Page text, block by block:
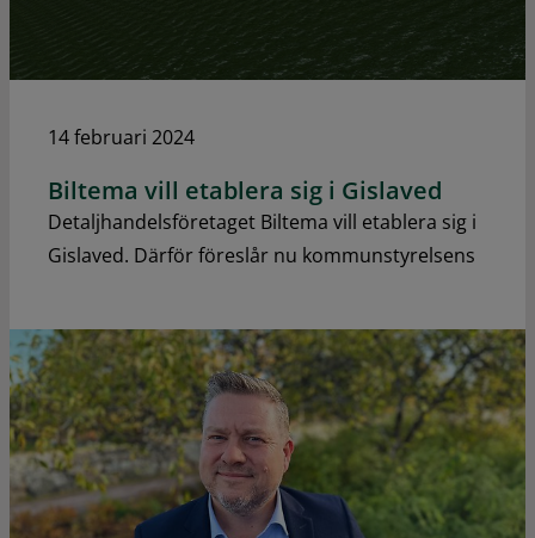
14 februari 2024
Biltema vill etablera sig i Gislaved
Detaljhandelsföretaget Biltema vill etablera sig i
Gislaved. Därför föreslår nu kommunstyrelsens